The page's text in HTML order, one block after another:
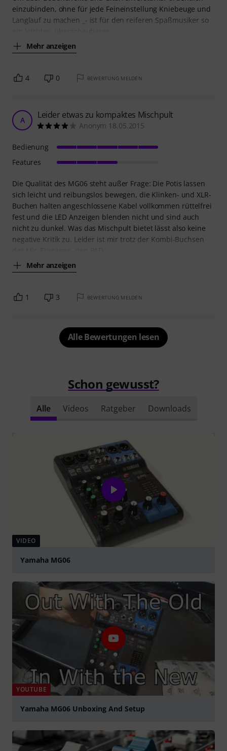
einzubinden, ohne für jede Feineinstellung Kniebeuge und
Langlauf zu machen _- ist für den reiferen Spaßmusiker so
Mehr anzeigen
4 0 BEWERTUNG MELDEN
A Leider etwas zu kompaktes Mischpult
Anonym 18.05.2015
Die Qualität des MG06 steht außer Frage: Die Potis lassen
sich leicht und reibungslos bewegen, die Klinken- und XLR-
Buchen halten angeschlossene Kabel vollkommen rüttelfrei
fest und die LED Anzeigen blenden nicht und sind auch
nicht zu dunkel. Was das Mischpult bietet lässt also keine
negative Kritik zu. Leider ist mir trotz der Kombi-Buchsen
Mehr anzeigen
Bedienung
Features
1 3 BEWERTUNG MELDEN
Alle Bewertungen lesen
Schon gewusst?
Alle Videos Ratgeber Downloads
VIDEO
Yamaha MG06
YOUTUBE
Yamaha MG06 Unboxing And Setup